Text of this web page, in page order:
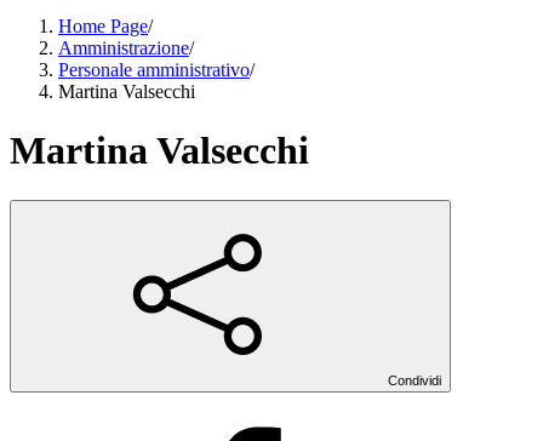
Home Page/
Amministrazione/
Personale amministrativo/
Martina Valsecchi
Martina Valsecchi
Condividi